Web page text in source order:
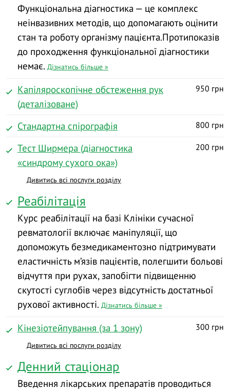
Функціональна діагностика — це комплекс
неінвазивних методів, що допомагають оцінити
стан та роботу організму пацієнта.Протипоказів
до проходження функціональної діагностики
немає. Дізнатись більше »
Капіляроскопічне обстеження рук
(деталізоване)
950 грн
Стандартна спірографія 800 грн
Тест Ширмера (діагностика
«синдрому сухого ока»)
200 грн
Дивитись всі послуги розділу
Реабілітація
Курс реабілітації на базі Клініки сучасної
ревматології включає маніпуляції, що
допоможуть безмедикаментозно підтримувати
еластичність м’язів пацієнтів, полегшити больові
відчуття при рухах, запобігти підвищенню
скутості суглобів через відсутність достатньої
рухової активності. Дізнатись більше »
Кінезіотейпування (за 1 зону) 300 грн
Дивитись всі послуги розділу
Денний стаціонар
Введення лікарських препаратів проводиться